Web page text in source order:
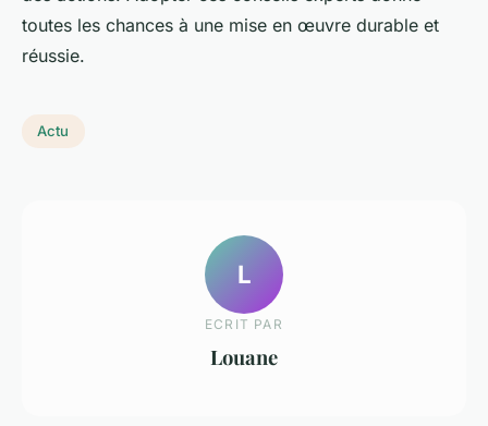
toutes les chances à une mise en œuvre durable et
réussie.
Actu
L
ECRIT PAR
Louane